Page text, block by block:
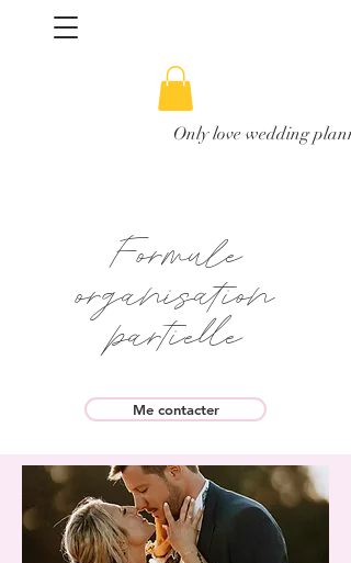
Only love wedding
Formule
organisation
partielle
Me contacter